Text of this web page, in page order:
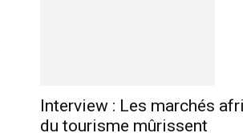
Interview : Les marchés
du tourisme mûrissent